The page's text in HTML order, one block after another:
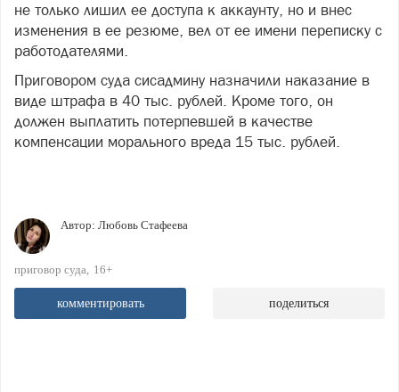
не только лишил ее доступа к аккаунту, но и внес
изменения в ее резюме, вел от ее имени переписку с
работодателями.
Приговором суда сисадмину назначили наказание в
виде штрафа в 40 тыс. рублей. Кроме того, он
должен выплатить потерпевшей в качестве
компенсации морального вреда 15 тыс. рублей.
Автор: Любовь Стафеева
приговор суда 16+
комментировать поделиться